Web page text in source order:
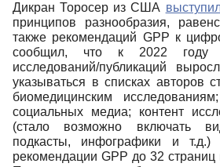
Дикран Торосер из США
принципов разнообразия,
также рекомендаций GPP к
сообщил, что к 2022 году
исследований/публикаций
указываться в списках авторов
биомедицинским
социальных медиа; контент
(стало возможно включать
подкасты, инфографики и
рекомендации GPP до 32